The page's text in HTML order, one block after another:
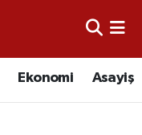
Ekonomi Asayiş